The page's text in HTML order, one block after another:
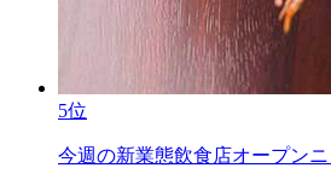
5位
今週の新業態飲食店オープンニ